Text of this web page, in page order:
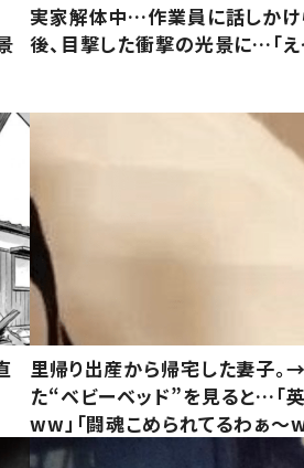
実家解体中…作業員に話しかけ
後、目撃した衝撃の光景に…「え
里帰り出産から帰宅した妻子。
た“ベビーベッド”を見ると…「
ww」「闘魂こめられてるわぁ～